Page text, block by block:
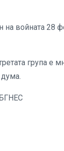
войната 28
група е